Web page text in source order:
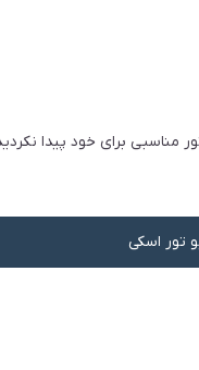
برای خود پیدا
تور اسکی